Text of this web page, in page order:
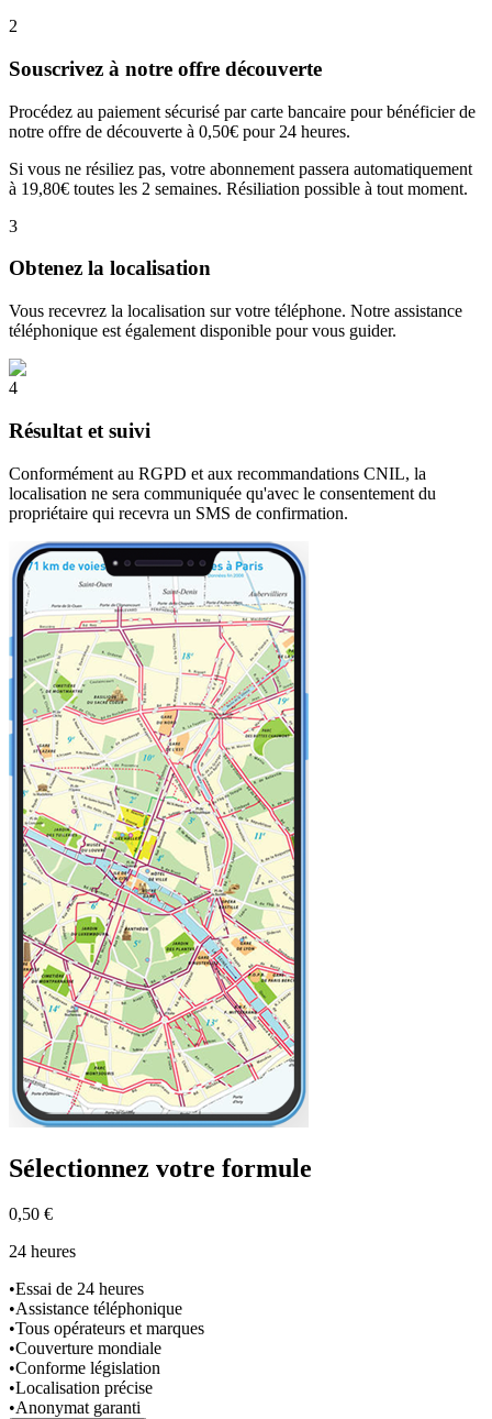
2
Souscrivez à notre offre découverte
Procédez au paiement sécurisé par carte bancaire pour bénéficier de
notre offre de découverte à 0,50€ pour 24 heures.
Si vous ne résiliez pas, votre abonnement passera automatiquement
à 19,80€ toutes les 2 semaines. Résiliation possible à tout moment.
3
Obtenez la localisation
Vous recevrez la localisation sur votre téléphone. Notre assistance
téléphonique est également disponible pour vous guider.
4
Résultat et suivi
Conformément au RGPD et aux recommandations CNIL, la
localisation ne sera communiquée qu'avec le consentement du
propriétaire qui recevra un SMS de confirmation.
Sélectionnez votre formule
0,50 €
24 heures
•Essai de 24 heures
•Assistance téléphonique
•Tous opérateurs et marques
•Couverture mondiale
•Conforme législation
•Localisation précise
•Anonymat garanti